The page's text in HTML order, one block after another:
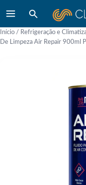
Início / Refrigeração e
De Limpeza Air Repair 900ml